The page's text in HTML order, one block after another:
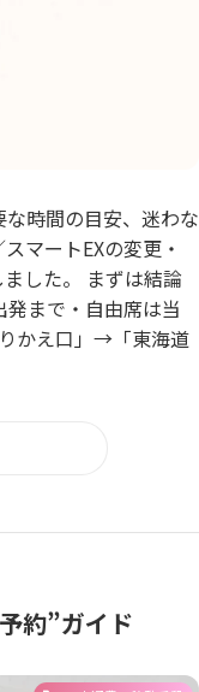
時間の目安、迷わな
マートEXの変更・
した。 まずは結論
まで・自由席は当
かえ口」→「東海道
約”ガイド